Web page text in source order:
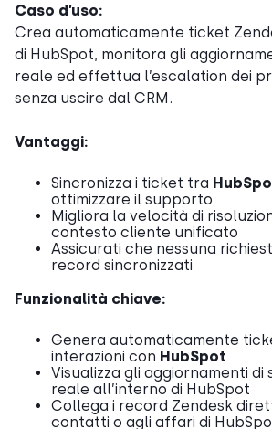
Caso d’uso:
Crea automaticamente ticket
di HubSpot, monitora gli
reale ed effettua l’escalation dei
senza uscire dal CRM.
Vantaggi:
Sincronizza i ticket tra
ottimizzare il supporto
Migliora la velocità di
contesto cliente unificato
Assicurati che nessuna
record sincronizzati
Funzionalità chiave:
Genera automaticamente
interazioni con HubSpot
Visualizza gli aggiornamenti di
reale all’interno di HubSpot
Collega i record Zendesk
contatti o agli affari di